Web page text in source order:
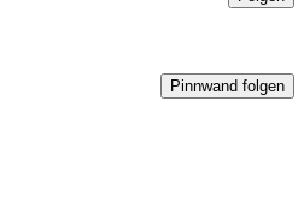
Pinnwand folgen